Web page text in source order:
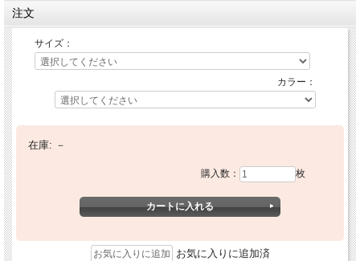
注文
サイズ：
カラー：
在庫: －
購入数： 枚
お気に入りに追加済